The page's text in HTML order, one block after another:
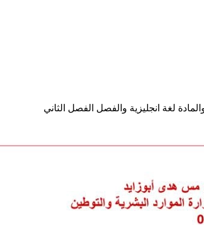
لغة انجليزية والفصل الفصل الثاني